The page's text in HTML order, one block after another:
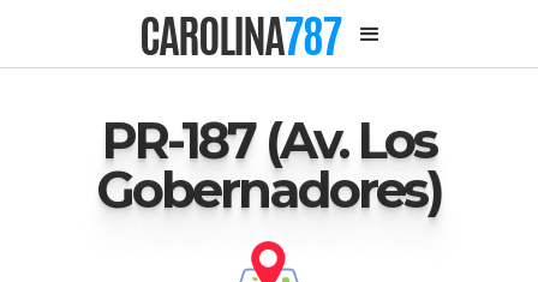
CAROLINA787
PR-187 (Av. Los
Gobernadores)